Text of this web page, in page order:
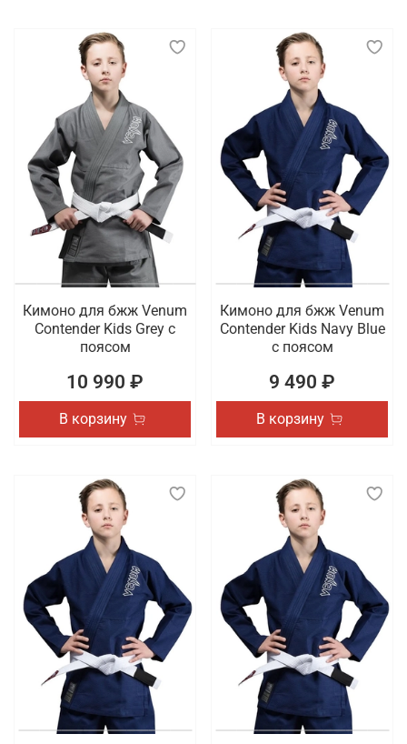
Кимоно для бжж Venum
Contender Kids Grey с
поясом
10 990 ₽
В корзину
Кимоно для бжж Venum
Contender Kids Navy Blue
с поясом
9 490 ₽
В корзину